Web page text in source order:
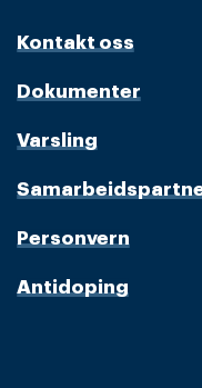
Kontakt oss
Dokumenter
Varsling
Personvern
Antidoping